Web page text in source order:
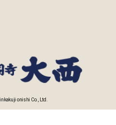
onishi Co., Ltd.